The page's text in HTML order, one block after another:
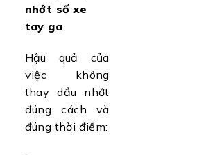
nhớt số xe
tay ga
Hậu quả của
việc không
thay dầu nhớt
đúng cách và
đúng thời điểm: